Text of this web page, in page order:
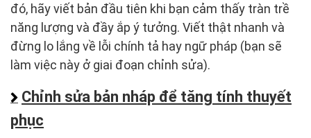
đó, hãy viết bản đầu tiên khi bạn cảm thấy tràn trề
năng lượng và đầy ắp ý tưởng. Viết thật nhanh và
đừng lo lắng về lỗi chính tả hay ngữ pháp (bạn sẽ
làm việc này ở giai đoạn chỉnh sửa).
Chỉnh sửa bản nháp để tăng tính thuyết
phục